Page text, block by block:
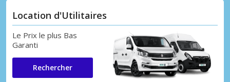
Location d'Utilitaires
Le Prix le plus Bas
Garanti
Rechercher